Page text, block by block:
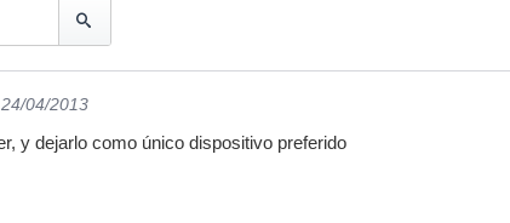
04/2013
y dejarlo como único dispositivo preferido